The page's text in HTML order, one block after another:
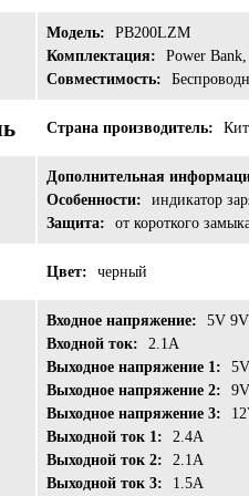
Модель:
PB200LZM
Комплектация:
Power
Совместимость:
Страна производитель:
Дополнительная
Особенности:
индикатор
Защита:
от короткого
Цвет: черный
Входное напряжение:
5V
Входной ток:
2.1A
Выходное напряжение 1:
5V
Выходное напряжение 2:
9V
Выходное напряжение 3:
Выходной ток 1:
2.4A
Выходной ток 2:
2.1A
Выходной ток 3:
1.5A